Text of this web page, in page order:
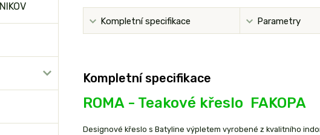
Kompletní specifikace Parametry
Kompletní specifikace
ROMA - Teakové křeslo FAKOPA
Designové křeslo s Batyline výpletem vyrobené z kvalitního